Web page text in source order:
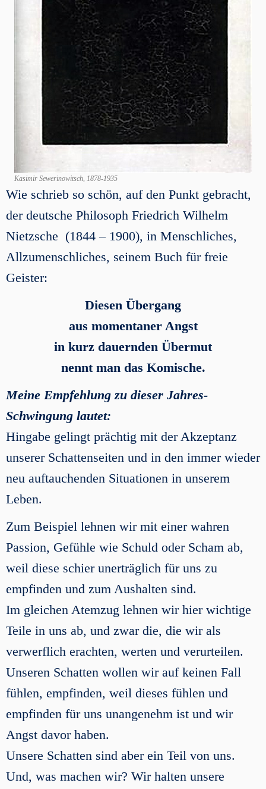
Kasimir Sewerinowitsch, 1878-1935
Wie schrieb so schön, auf den Punkt gebracht,
der deutsche Philosoph Friedrich Wilhelm
Nietzsche (1844 – 1900), in Menschliches,
Allzumenschliches, seinem Buch für freie
Geister:
Diesen Übergang
aus momentaner Angst
in kurz dauernden Übermut
nennt man das Komische.
Meine Empfehlung zu dieser Jahres-
Schwingung lautet:
Hingabe gelingt prächtig mit der Akzeptanz
unserer Schattenseiten und in den immer wieder
neu auftauchenden Situationen in unserem
Leben.
Zum Beispiel lehnen wir mit einer wahren
Passion, Gefühle wie Schuld oder Scham ab,
weil diese schier unerträglich für uns zu
empfinden und zum Aushalten sind.
Im gleichen Atemzug lehnen wir hier wichtige
Teile in uns ab, und zwar die, die wir als
verwerflich erachten, werten und verurteilen.
Unseren Schatten wollen wir auf keinen Fall
fühlen, empfinden, weil dieses fühlen und
empfinden für uns unangenehm ist und wir
Angst davor haben.
Unsere Schatten sind aber ein Teil von uns.
Und, was machen wir? Wir halten unsere